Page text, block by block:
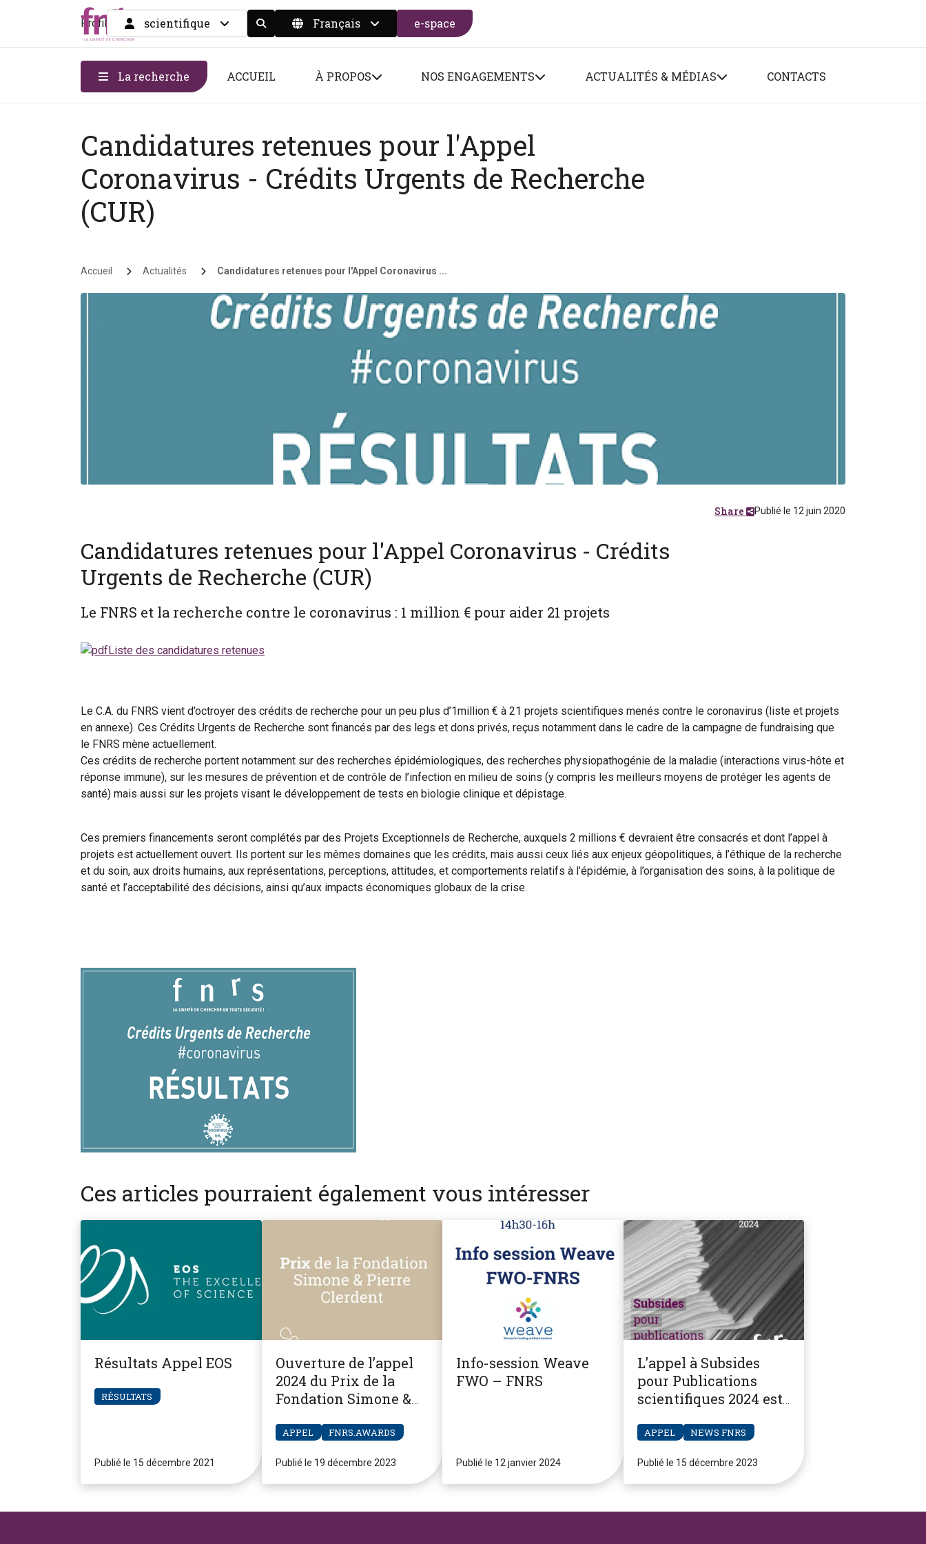
Profil scientifique Display the search form
Français e-space
La recherche ACCUEIL À PROPOS NOS ENGAGEMENTS ACTUALITÉS & MÉDIAS CONTACTS
Candidatures retenues pour l'Appel
Coronavirus - Crédits Urgents de Recherche
(CUR)
Fil d'Ariane
Accueil Actualités Candidatures retenues pour l'Appel Coronavirus ...
Publié le 12 juin 2020
Share
Candidatures retenues pour l'Appel Coronavirus - Crédits
Urgents de Recherche (CUR)
Le FNRS et la recherche contre le coronavirus : 1 million € pour aider 21 projets
Liste des candidatures retenues
Le C.A. du FNRS vient d’octroyer des crédits de recherche pour un peu plus d’1million € à 21 projets scientifiques menés contre le coronavirus (liste et projets
en annexe). Ces Crédits Urgents de Recherche sont financés par des legs et dons privés, reçus notamment dans le cadre de la campagne de fundraising que
le FNRS mène actuellement.
Ces crédits de recherche portent notamment sur des recherches épidémiologiques, des recherches physiopathogénie de la maladie (interactions virus-hôte et
réponse immune), sur les mesures de prévention et de contrôle de l’infection en milieu de soins (y compris les meilleurs moyens de protéger les agents de
santé) mais aussi sur les projets visant le développement de tests en biologie clinique et dépistage.
Ces premiers financements seront complétés par des Projets Exceptionnels de Recherche, auxquels 2 millions € devraient être consacrés et dont l’appel à
projets est actuellement ouvert. Ils portent sur les mêmes domaines que les crédits, mais aussi ceux liés aux enjeux géopolitiques, à l’éthique de la recherche
et du soin, aux droits humains, aux représentations, perceptions, attitudes, et comportements relatifs à l’épidémie, à l’organisation des soins, à la politique de
santé et l’acceptabilité des décisions, ainsi qu’aux impacts économiques globaux de la crise.
Ces articles pourraient également vous intéresser
Résultats Appel EOS
RÉSULTATS
Publié le 15 décembre 2021
Ouverture de l’appel
2024 du Prix de la
Fondation Simone &
APPEL FNRS.AWARDS
Publié le 19 décembre 2023
Info-session Weave
FWO – FNRS
Publié le 12 janvier 2024
L'appel à Subsides
pour Publications
scientifiques 2024 est
APPEL NEWS FNRS
Publié le 15 décembre 2023